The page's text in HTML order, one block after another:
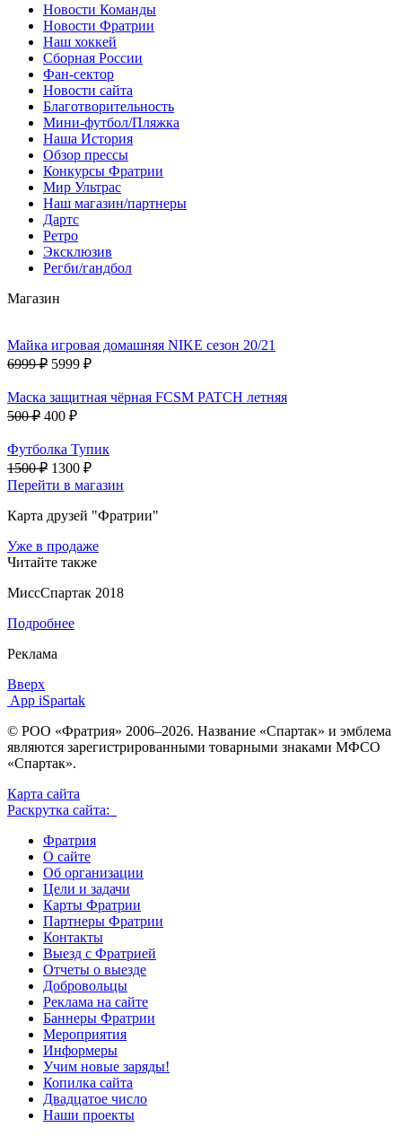
Новости Команды
Новости Фратрии
Наш хоккей
Сборная России
Фан-cектор
Новости сайта
Благотворительность
Мини-футбол/Пляжка
Наша История
Обзор прессы
Конкурсы Фратрии
Мир Ультрас
Наш магазин/партнеры
Дартс
Ретро
Эксклюзив
Регби/гандбол
Магазин
Майка игровая домашняя NIKE сезон 20/21
6999 ₽ 5999 ₽
Маска защитная чёрная FCSM PATCH летняя
500 ₽ 400 ₽
Футболка Тупик
1500 ₽ 1300 ₽
Перейти в магазин
Карта друзей "Фратрии"
Уже в продаже
Читайте также
МиссСпартак 2018
Подробнее
Реклама
Вверх
App iSpartak
© РОО «Фратрия» 2006–2026. Название «Спартак» и эмблема
являются зарегистрированными товарными знаками МФСО
«Спартак».
Карта сайта
Раскрутка сайта:
Фратрия
О сайте
Об организации
Цели и задачи
Карты Фратрии
Партнеры Фратрии
Контакты
Выезд с Фратрией
Отчеты о выезде
Добровольцы
Реклама на сайте
Баннеры Фратрии
Мероприятия
Информеры
Учим новые заряды!
Копилка сайта
Двадцатое число
Наши проекты